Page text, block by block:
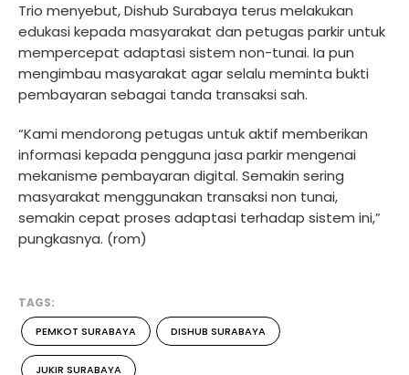
Trio menyebut, Dishub Surabaya terus melakukan
edukasi kepada masyarakat dan petugas parkir untuk
mempercepat adaptasi sistem non-tunai. Ia pun
mengimbau masyarakat agar selalu meminta bukti
pembayaran sebagai tanda transaksi sah.
“Kami mendorong petugas untuk aktif memberikan
informasi kepada pengguna jasa parkir mengenai
mekanisme pembayaran digital. Semakin sering
masyarakat menggunakan transaksi non tunai,
semakin cepat proses adaptasi terhadap sistem ini,”
pungkasnya. (rom)
TAGS:
PEMKOT SURABAYA DISHUB SURABAYA
JUKIR SURABAYA